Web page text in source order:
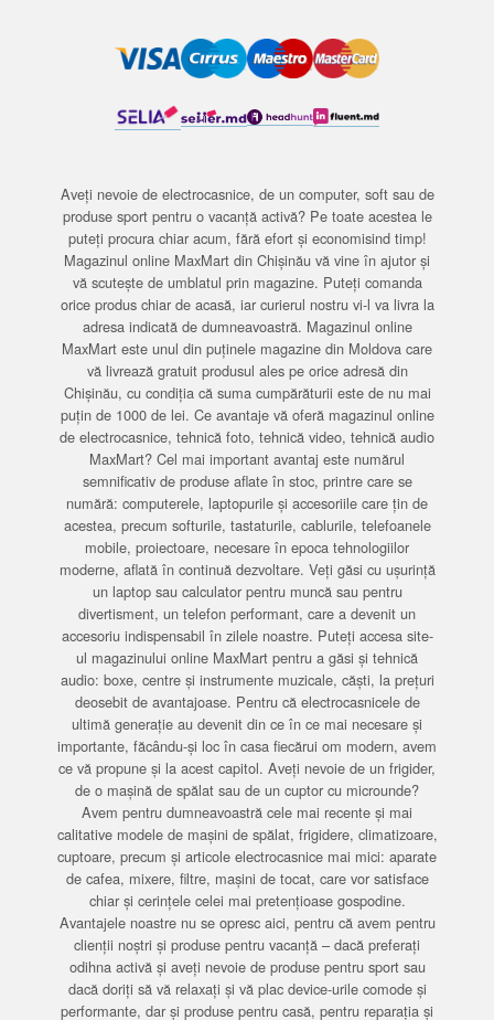
Aveți nevoie de electrocasnice, de un computer, soft sau de
produse sport pentru o vacanță activă? Pe toate acestea le
puteți procura chiar acum, fără efort și economisind timp!
Magazinul online MaxMart din Chișinău vă vine în ajutor și
vă scutește de umblatul prin magazine. Puteți comanda
orice produs chiar de acasă, iar curierul nostru vi-l va livra la
adresa indicată de dumneavoastră. Magazinul online
MaxMart este unul din puținele magazine din Moldova care
vă livrează gratuit produsul ales pe orice adresă din
Chișinău, cu condiția că suma cumpărăturii este de nu mai
puțin de 1000 de lei. Ce avantaje vă oferă magazinul online
de electrocasnice, tehnică foto, tehnică video, tehnică audio
MaxMart? Cel mai important avantaj este numărul
semnificativ de produse aflate în stoc, printre care se
numără: computerele, laptopurile și accesoriile care țin de
acestea, precum softurile, tastaturile, cablurile, telefoanele
mobile, proiectoare, necesare în epoca tehnologiilor
moderne, aflată în continuă dezvoltare. Veți găsi cu ușurință
un laptop sau calculator pentru muncă sau pentru
divertisment, un telefon performant, care a devenit un
accesoriu indispensabil în zilele noastre. Puteți accesa site-
ul magazinului online MaxMart pentru a găsi și tehnică
audio: boxe, centre și instrumente muzicale, căști, la prețuri
deosebit de avantajoase. Pentru că electrocasnicele de
ultimă generație au devenit din ce în ce mai necesare și
importante, făcându-și loc în casa fiecărui om modern, avem
ce vă propune și la acest capitol. Aveți nevoie de un frigider,
de o mașină de spălat sau de un cuptor cu microunde?
Avem pentru dumneavoastră cele mai recente și mai
calitative modele de mașini de spălat, frigidere, climatizoare,
cuptoare, precum și articole electrocasnice mai mici: aparate
de cafea, mixere, filtre, mașini de tocat, care vor satisface
chiar și cerințele celei mai pretențioase gospodine.
Avantajele noastre nu se opresc aici, pentru că avem pentru
clienții noștri și produse pentru vacanță – dacă preferați
odihna activă și aveți nevoie de produse pentru sport sau
dacă doriți să vă relaxați și vă plac device-urile comode și
performante, dar și produse pentru casă, pentru reparația și